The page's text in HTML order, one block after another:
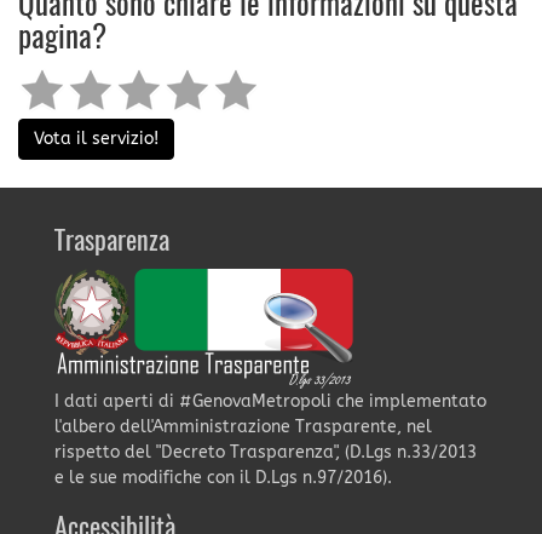
Quanto sono chiare le informazioni su questa
pagina?
Vota il servizio!
Trasparenza
I dati aperti di #GenovaMetropoli che implementato
l'albero dell'Amministrazione Trasparente, nel
rispetto del "Decreto Trasparenza", (D.Lgs n.33/2013
e le sue modifiche con il D.Lgs n.97/2016).